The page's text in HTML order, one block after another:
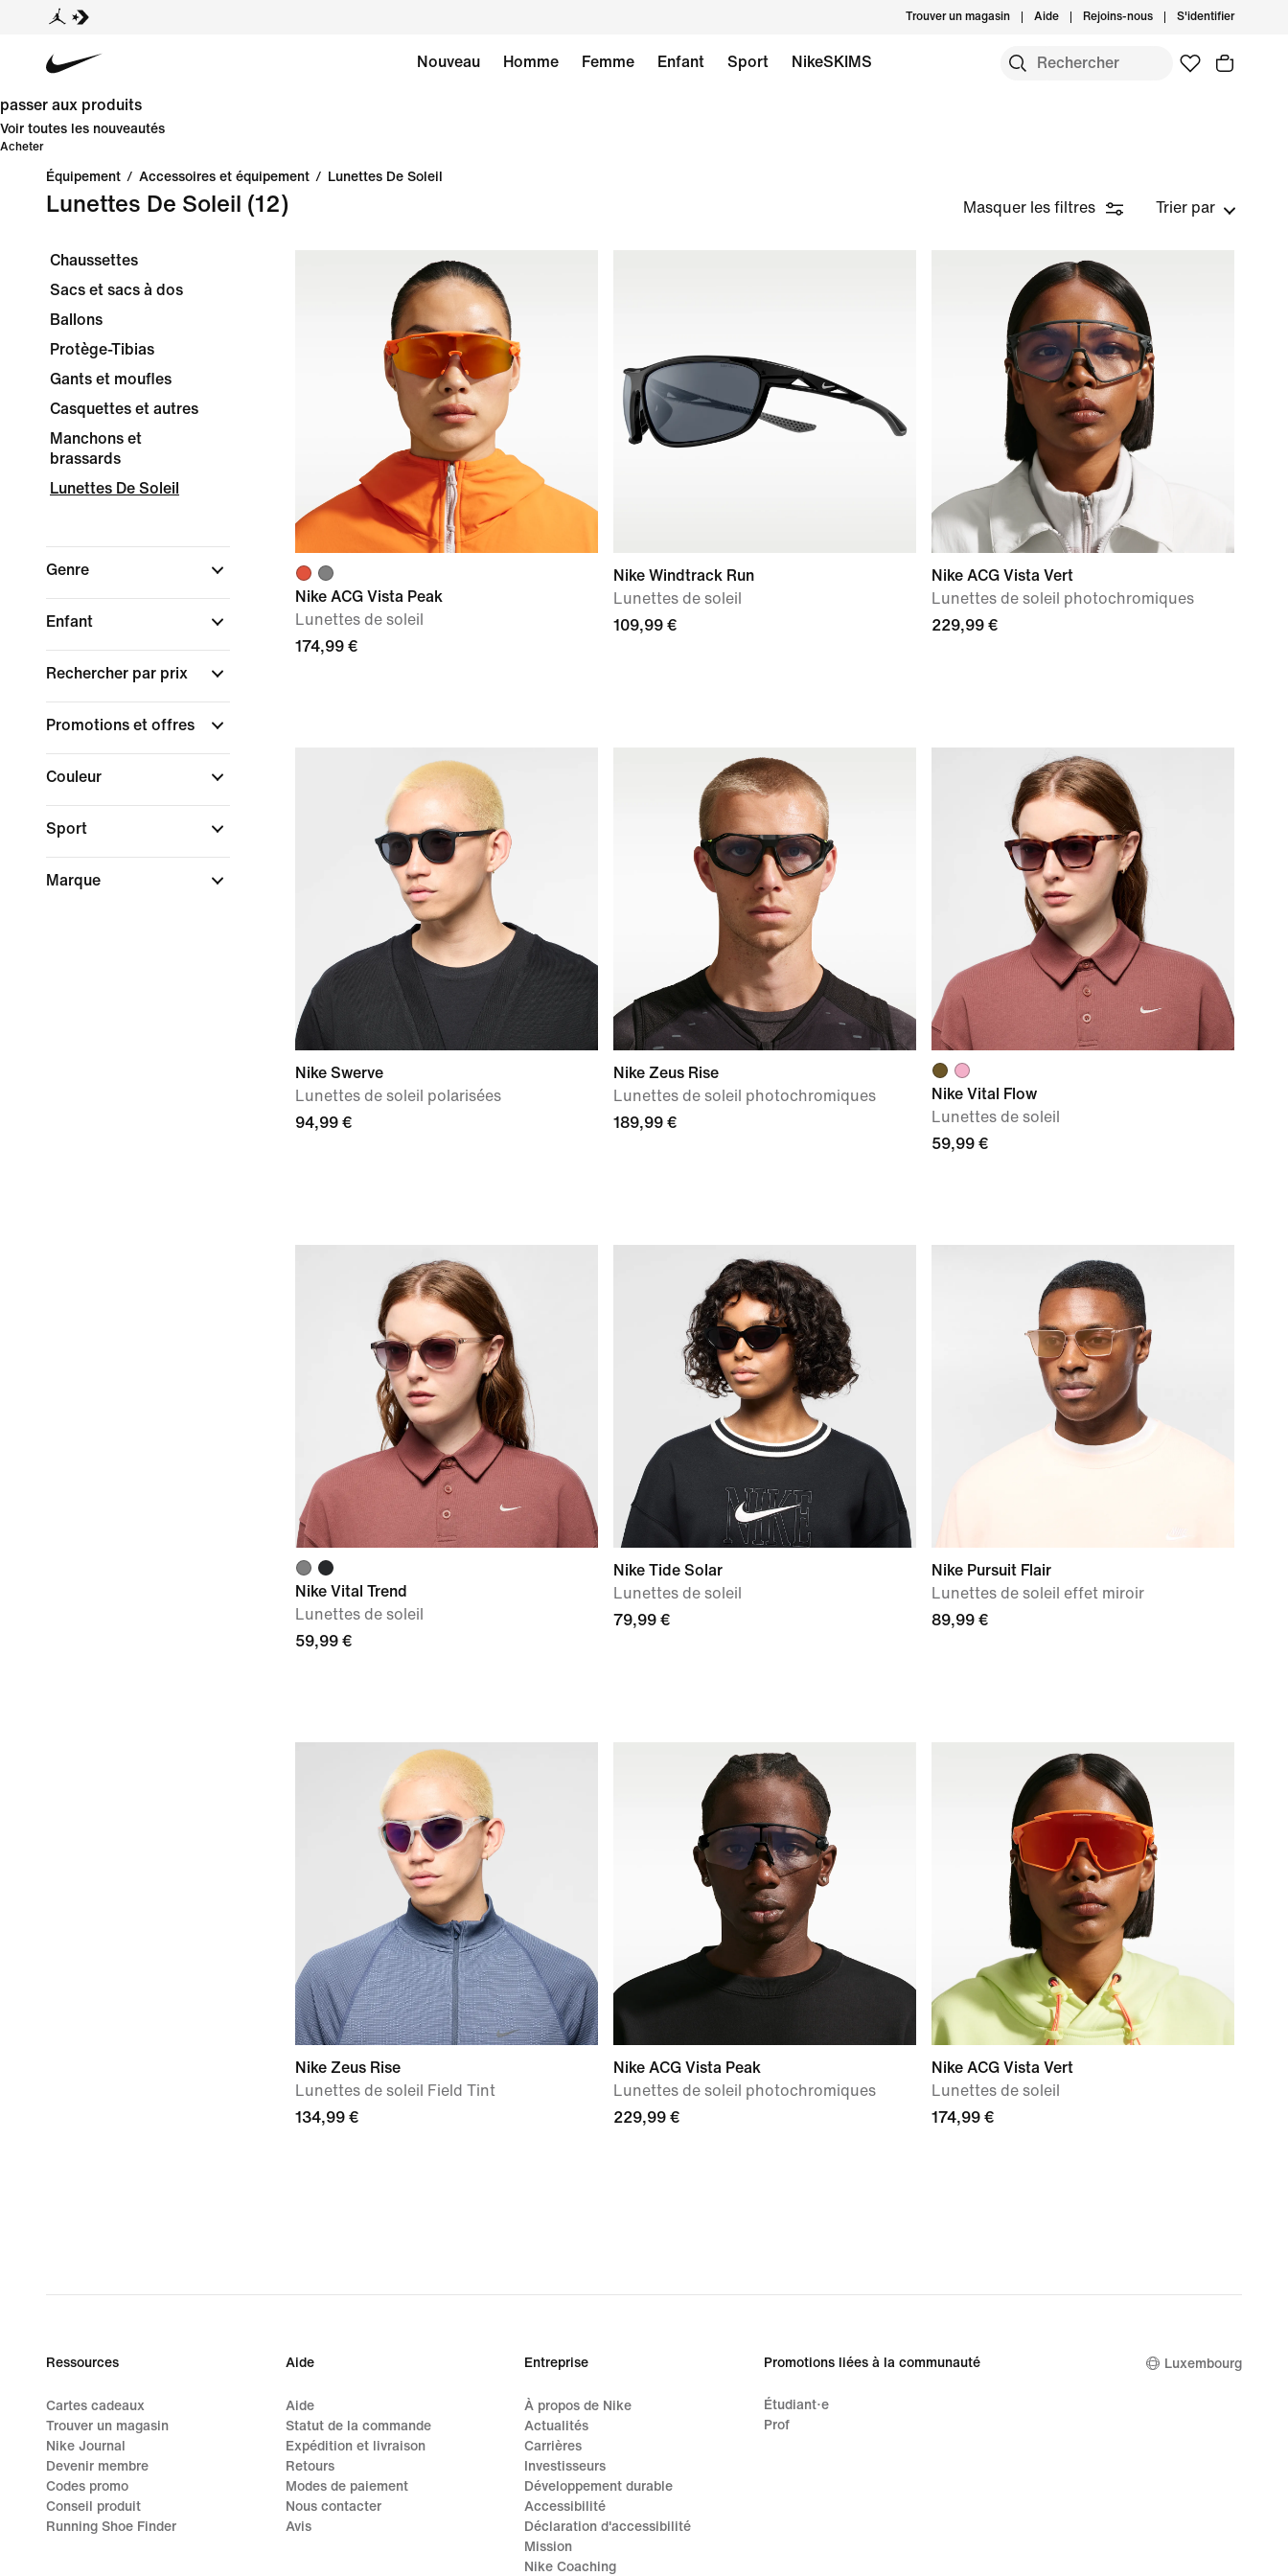
Trouver un magasin Aide Rejoins-nous S'identifier
Nouveau Homme Femme Enfant Sport NikeSKIMS
passer aux produits
Voir toutes les nouveautés
Acheter
Équipement / Accessoires et équipement / Lunettes De Soleil
Lunettes De Soleil (12) Masquer les filtres Trier par
Chaussettes
Sacs et sacs à dos
Ballons
Protège-Tibias
Gants et moufles
Casquettes et autres
Manchons et
brassards
Lunettes De Soleil
Genre
Enfant
Rechercher par prix
Promotions et offres
Couleur
Sport
Marque
Nike ACG Vista Peak
Lunettes de soleil
174,99 €
Nike Windtrack Run
Lunettes de soleil
109,99 €
Nike ACG Vista Vert
Lunettes de soleil photochromiques
229,99 €
Nike Swerve
Lunettes de soleil polarisées
94,99 €
Nike Zeus Rise
Lunettes de soleil photochromiques
189,99 €
Nike Vital Flow
Lunettes de soleil
59,99 €
Nike Vital Trend
Lunettes de soleil
59,99 €
Nike Tide Solar
Lunettes de soleil
79,99 €
Nike Pursuit Flair
Lunettes de soleil effet miroir
89,99 €
Nike Zeus Rise
Lunettes de soleil Field Tint
134,99 €
Nike ACG Vista Peak
Lunettes de soleil photochromiques
229,99 €
Nike ACG Vista Vert
Lunettes de soleil
174,99 €
Ressources
Cartes cadeaux
Trouver un magasin
Nike Journal
Devenir membre
Codes promo
Conseil produit
Running Shoe Finder
Aide
Aide
Statut de la commande
Expédition et livraison
Retours
Modes de paiement
Nous contacter
Avis
Entreprise
À propos de Nike
Actualités
Carrières
Investisseurs
Développement durable
Accessibilité
Déclaration d'accessibilité
Mission
Nike Coaching
Promotions liées à la communauté
Étudiant·e
Prof
Luxembourg